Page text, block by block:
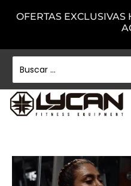
OFERTAS EXCLUSIVAS